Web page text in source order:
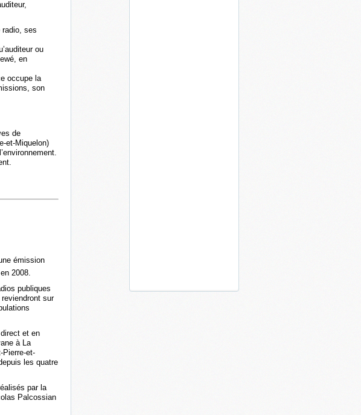
ses
ou
en
occupe la
son
de
et-Miquelon)
émission
2008.
publiques
sur
et en
à La
Pierre-et-
les quatre
par la
Palcossian